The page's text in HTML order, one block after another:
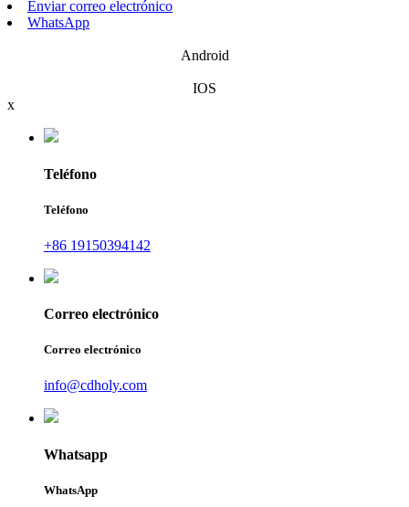
Enviar correo electrónico
WhatsApp
Android
IOS
x
Teléfono
Teléfono
+86 19150394142
Correo electrónico
Correo electrónico
info@cdholy.com
Whatsapp
WhatsApp